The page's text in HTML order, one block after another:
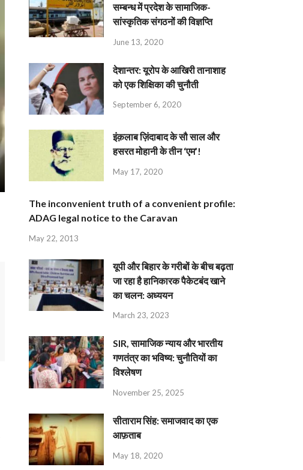
सम्बन्ध में प्रदेश के सामाजिक-
सांस्कृतिक संगठनों की विज्ञप्ति
June 13, 2020
देशान्‍तर: यूरोप के आखिरी तानाशाह
को एक शिक्षिका की चुनौती
September 6, 2020
इंक़लाब ज़िंदाबाद के सौ साल और
हसरत मोहानी के तीन ‘एम’!
May 17, 2020
The inconvenient truth of a convenient profile:
ADAG legal notice to the Caravan
May 22, 2013
यूपी और बिहार के गरीबों के बीच बढ़ता
जा रहा है हानिकारक पैकेटबंद खाने
का चलन: अध्ययन
March 23, 2023
SIR, सामाजिक न्याय और भारतीय
गणतंत्र का भविष्य: चुनौतियों का
विश्लेषण
November 25, 2025
सीताराम सिंह: समाजवाद का एक
आफ़ताब
May 18, 2020